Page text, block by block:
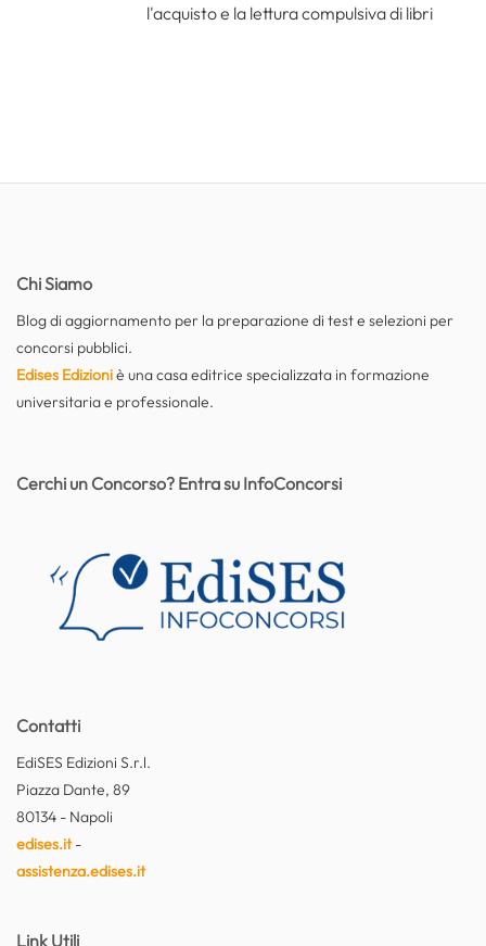
l'acquisto e la lettura compulsiva di libri
Chi Siamo
Blog di aggiornamento per la preparazione di test e selezioni per
concorsi pubblici.
Edises Edizioniè una casa editrice specializzata in formazione
universitaria e professionale.
Contatti
EdiSES Edizioni S.r.l.
Piazza Dante, 89
80134 - Napoli
edises.it-
assistenza.edises.it
Link Utili
Cerchi un Concorso? Entra su InfoConcorsi